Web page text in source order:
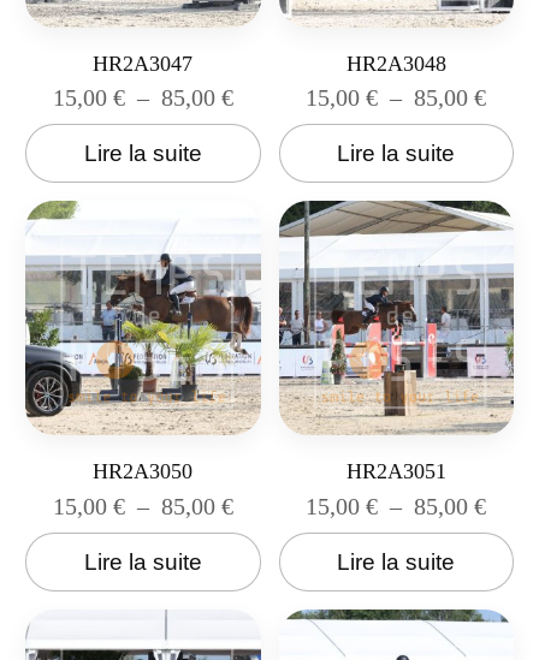
HR2A3047
15,00 € – 85,00 €
Lire la suite
HR2A3048
15,00€ – 85,00€
Lire la suite
HR2A3050
15,00 € – 85,00 €
Lire la suite
HR2A3051
15,00€ – 85,00€
Lire la suite